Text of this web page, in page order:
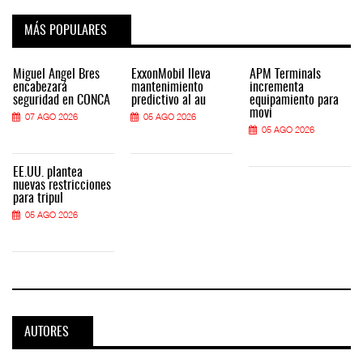
MÁS POPULARES
Miguel Ángel Bres
encabezará
seguridad en CONCA
07 AGO 2026
EE.UU. plantea
nuevas restricciones
para tripul
05 AGO 2026
ExxonMobil lleva
mantenimiento
predictivo al au
05 AGO 2026
APM Terminals
incrementa
equipamiento para
movi
05 AGO 2026
AUTORES